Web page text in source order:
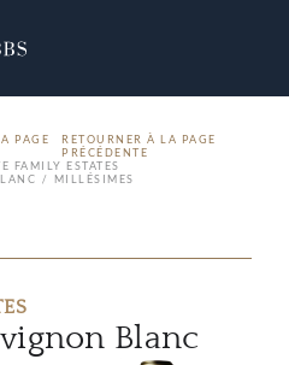
RETOURNER À LA PAGE
PRÉCÉDENTE
FAMILY ESTATES
MILLÉSIMES
Blanc